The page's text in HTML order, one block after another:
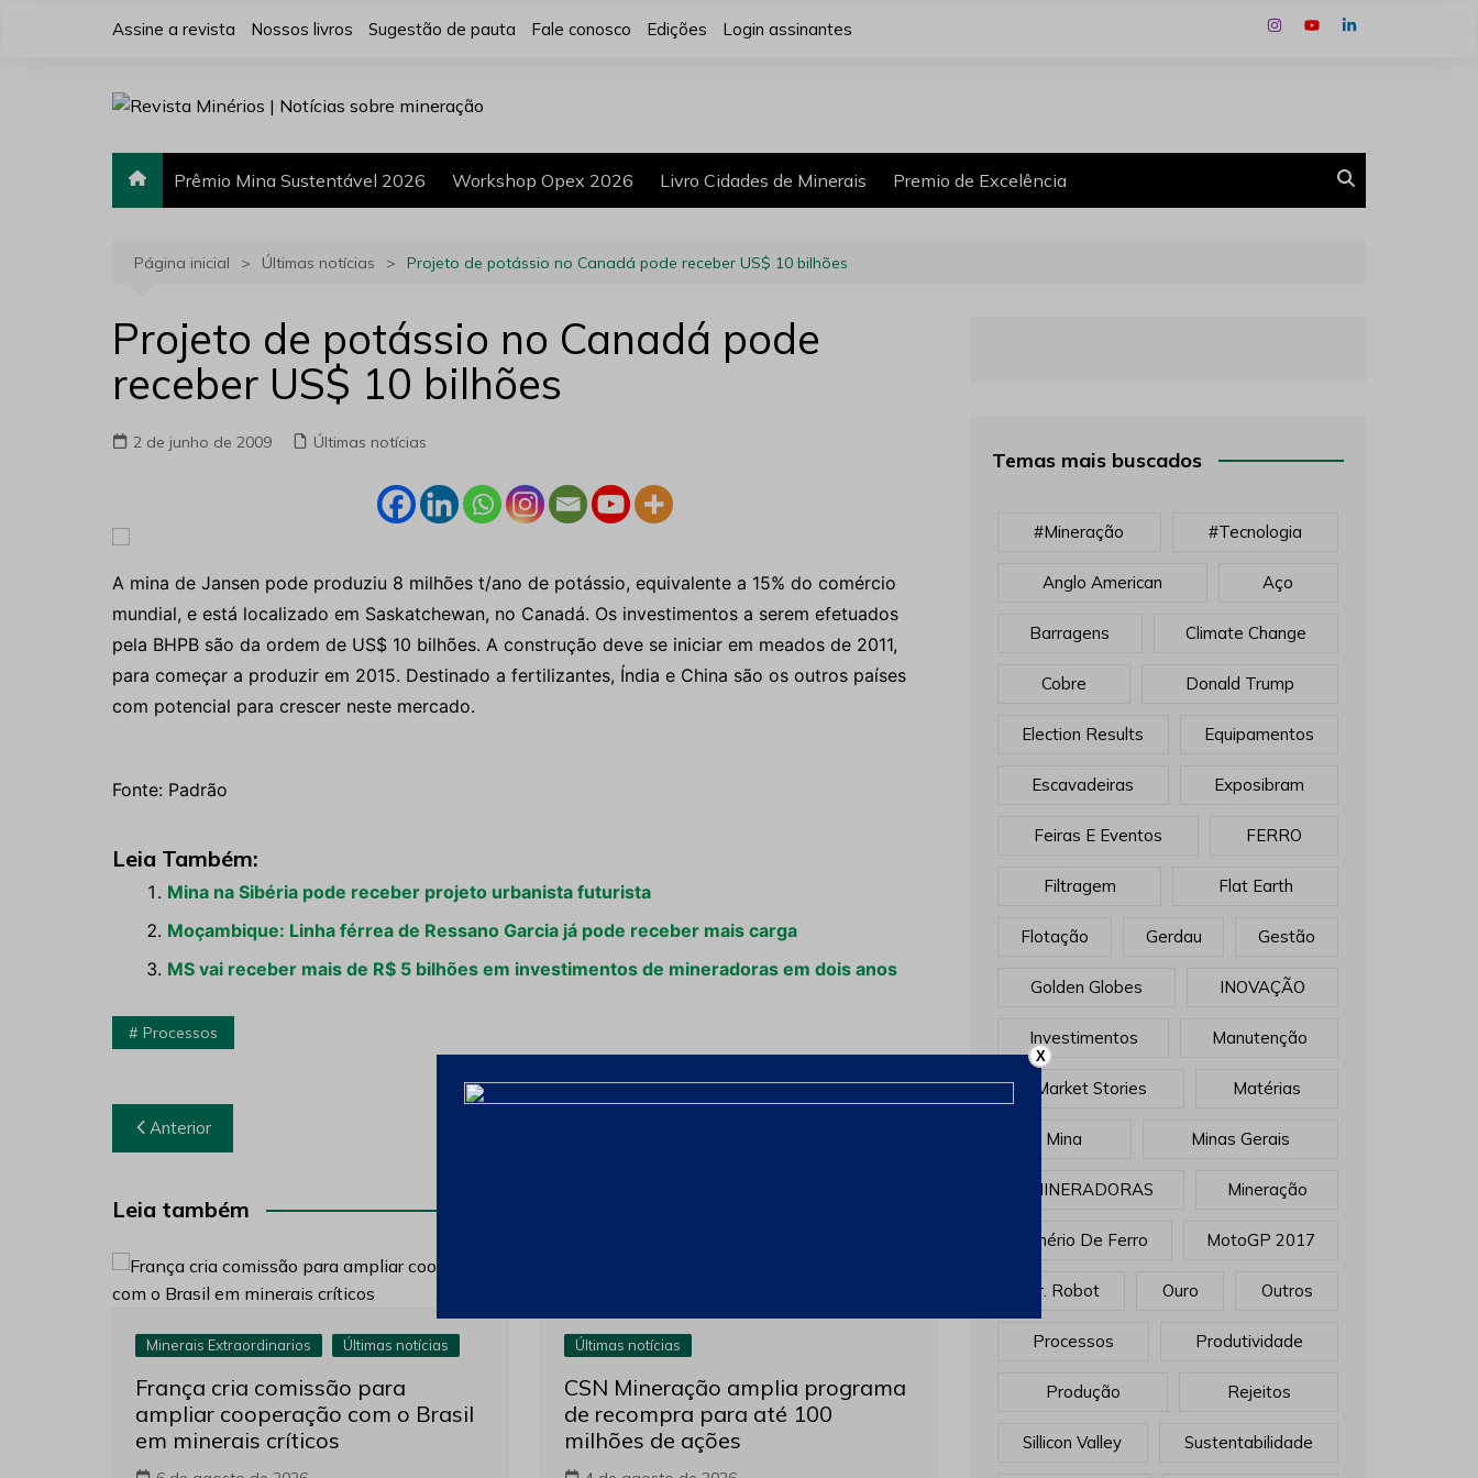
Assine a revista Nossos livros Sugestão de pauta Fale conosco Edições Login assinantes
Prêmio Mina Sustentável 2026 Workshop Opex 2026 Livro Cidades de Minerais Premio de Excelência
Página inicial Últimas notícias Projeto de potássio no Canadá pode receber US$ 10 bilhões
Projeto de potássio no Canadá pode
receber US$ 10 bilhões
2 de junho de 2009 Últimas notícias
A mina de Jansen pode produziu 8 milhões t/ano de potássio, equivalente a 15% do comércio
mundial, e está localizado em Saskatchewan, no Canadá. Os investimentos a serem efetuados
pela BHPB são da ordem de US$ 10 bilhões. A construção deve se iniciar em meados de 2011,
para começar a produzir em 2015. Destinado a fertilizantes, Índia e China são os outros países
com potencial para crescer neste mercado.
Fonte: Padrão
Leia Também:
Mina na Sibéria pode receber projeto urbanista futurista
Moçambique: Linha férrea de Ressano Garcia já pode receber mais carga
MS vai receber mais de R$ 5 bilhões em investimentos de mineradoras em dois anos
Processos
Navegação
de
Post
Anterior
Leia também
Minerais Extraordinarios Últimas notícias
França cria comissão para
ampliar cooperação com o Brasil
em minerais críticos
Últimas notícias
CSN Mineração amplia programa
de recompra para até 100
milhões de ações
Temas mais buscados
#mineração #tecnologia
Anglo American Aço
Barragens Climate Change
Cobre Donald Trump
Election Results Equipamentos
Escavadeiras Exposibram
Feiras E Eventos FERRO
Filtragem Flat Earth
Flotação Gerdau Gestão
Golden Globes INOVAÇÃO
Investimentos Manutenção
Market Stories Matérias
Mina Minas Gerais
MINERADORAS Mineração
Minério De Ferro MotoGP 2017
Mr. Robot Ouro Outros
Processos Produtividade
Produção Rejeitos
Sillicon Valley Sustentabilidade
X